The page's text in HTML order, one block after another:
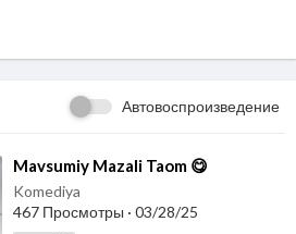
Автовоспроизведение
⁣Mavsumiy Mazali Taom 😋
Komediya
467 Просмотры · 03/28/25